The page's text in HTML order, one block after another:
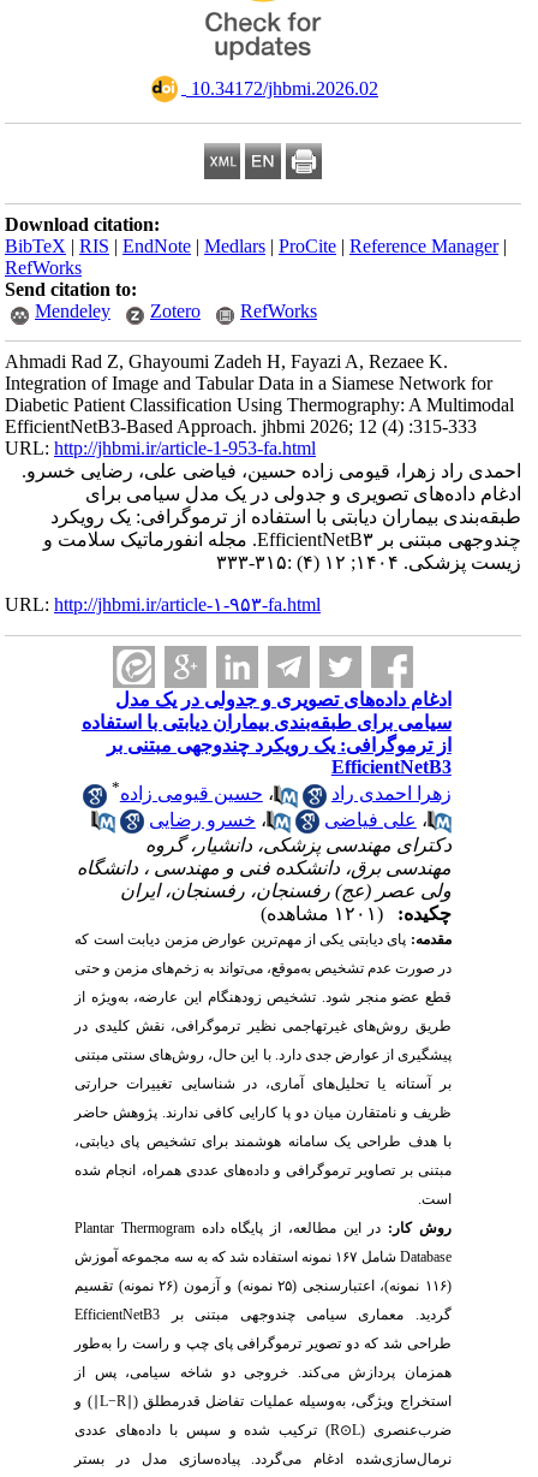
‎ 10.34172/jhbmi.2026.02
Download citation:
BibTeX |RIS |EndNote |Medlars |ProCite |Reference Manager
RefWorks
Send citation to:
Mendeley
Zotero RefWorks
Ahmadi Rad Z, Ghayoumi Zadeh H, Fayazi A, Rezaee K.
Integration of Image and Tabular Data in a Siamese Network for
Diabetic Patient Classification Using Thermography: A Multimodal
EfficientNetB3-Based Approach. jhbmi 2026; 12 (4) :315-333
URL:http://jhbmi.ir/article-1-953-fa.html
احمدی راد زهرا، قیومی زاده حسین، فیاضی علی، رضایی خسرو.
ادغام داده‌های تصویری و جدولی در یک مدل سیامی برای
طبقه‌بندی بیماران دیابتی با استفاده از ترموگرافی: یک رویکرد
چندوجهی مبتنی بر EfficientNetB۳. مجله انفورماتیک سلامت و
زیست پزشکی. ۱۴۰۴; ۱۲ (۴) :۳۱۵-۳۳۳
URL:http://jhbmi.ir/article-۱-۹۵۳-fa.html
ادغام داده‌های تصویری و جدولی در یک مدل
سیامی برای طبقه‌بندی بیماران دیابتی با استفاده
از ترموگرافی: یک رویکرد چندوجهی مبتنی بر
EfficientNetB3
زهرا احمدی راد
،حسین قیومی زاده
،علی فیاضی ،خسرو رضایی
دکترای مهندسی پزشکی، دانشیار، گروه
مهندسی برق، دانشکده فنی و مهندسی ، دانشگاه
ولی عصر (عج) رفسنجان، رفسنجان، ایران
چکیده:
مقدمه: پای دیابتی یکی از مهم‌ترین عوارض مزمن دیابت است که
در صورت عدم تشخیص به‌موقع، می‌تواند به زخم‌های مزمن و حتی
قطع عضو منجر شود. تشخیص زودهنگام این عارضه، به‌ویژه از
طریق روش‌های غیرتهاجمی نظیر ترموگرافی، نقش کلیدی در
پیشگیری از عوارض جدی دارد. با این حال، روش‌های سنتی مبتنی
بر آستانه یا تحلیل‌های آماری، در شناسایی تغییرات حرارتی
ظریف و نامتقارن میان دو پا کارایی کافی ندارند. پژوهش حاضر
با هدف طراحی یک سامانه هوشمند برای تشخیص پای دیابتی،
مبتنی بر تصاویر ترموگرافی و داده‌های عددی همراه، انجام شده
است.
روش کار: در این مطالعه، از پایگاه دادهPlantar Thermogram
Database شامل۱۶۷نمونه استفاده شد که به سه مجموعه آموزش
۱۱۶نمونه)، اعتبارسنجی (۲۵نمونه) و آزمون (۲۶نمونه) تقسیم
گردید. معماری سیامی چندوجهی مبتنی بر
EfficientNetB3
طراحی شد که دو تصویر ترموگرافی پای چپ و راست را به‌طور
همزمان پردازش می‌کند. خروجی دو شاخه سیامی، پس از
استخراج ویژگی، به‌وسیله عملیات تفاضل قدرمطلق (∣
L−R
∣
) و
ضرب‌عنصری ( L
⊙
R) ترکیب شده و سپس با داده‌های عددی
نرمال‌سازی‌شده ادغام می‌گردد. پیاده‌سازی مدل در بستر